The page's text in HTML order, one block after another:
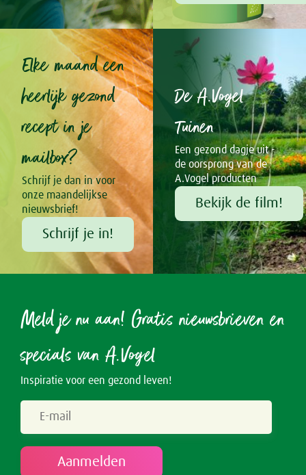
Elke maand een
heerlijk gezond
recept in je
mailbox?
Schrijf je dan in voor
onze maandelijkse
nieuwsbrief!
Schrijf je in!
De A.Vogel
Tuinen
Een gezond dagje uit -
de oorsprong van de
A.Vogel producten
Bekijk de film!
Meld je nu aan! Gratis nieuwsbrieven en
specials van A.Vogel
Inspiratie voor een gezond leven!